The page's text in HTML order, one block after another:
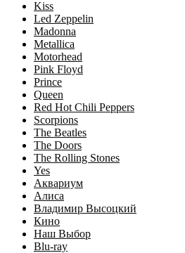
Kiss
Led Zeppelin
Madonna
Metallica
Motorhead
Pink Floyd
Prince
Queen
Red Hot Chili Peppers
Scorpions
The Beatles
The Doors
The Rolling Stones
Yes
Аквариум
Алиса
Владимир Высоцкий
Кино
Наш Выбор
Blu-ray